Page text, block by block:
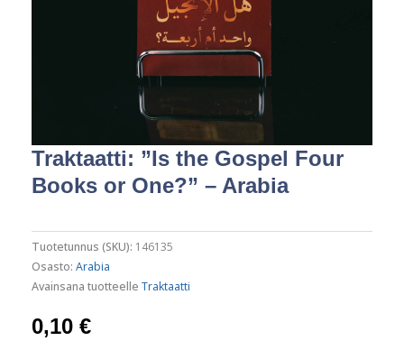
Traktaatti: ”Is the Gospel Four
Books or One?” – Arabia
Tuotetunnus (SKU): 146135
Osasto: Arabia
Avainsana tuotteelle Traktaatti
0,10 €